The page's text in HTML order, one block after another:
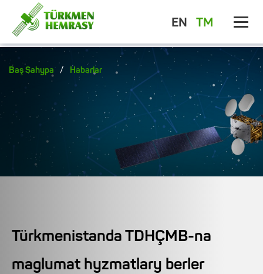
EN TM
Baş Sahypa / Habarlar
Türkmenistanda TDHÇMB-na
maglumat hyzmatlary berler